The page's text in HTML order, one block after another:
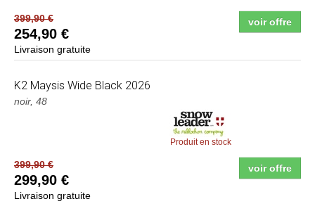
399,90 €
254,90 €
Livraison gratuite
voir offre
K2 Maysis Wide Black 2026
noir, 48
Produit en stock
399,90 €
299,90 €
Livraison gratuite
voir offre